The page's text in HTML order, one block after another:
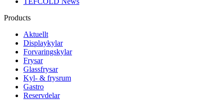
Products
Aktuellt
Displaykylar
Forvaringskylar
Frysar
Glassfrysar
Kyl- & frysrum
Gastro
Reservdelar